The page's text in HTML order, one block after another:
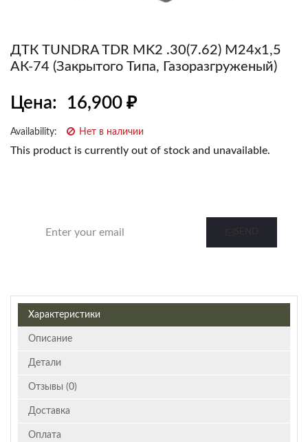
ДТК TUNDRA TDR MK2 .30(7.62) М24х1,5
АК-74 (закрытого Типа, Газоразгруженый)
Цена: 16,900 ₽
Availability: Нет в наличии
This product is currently out of stock and unavailable.
Характеристики
Описание
Детали
Отзывы (0)
Доставка
Оплата